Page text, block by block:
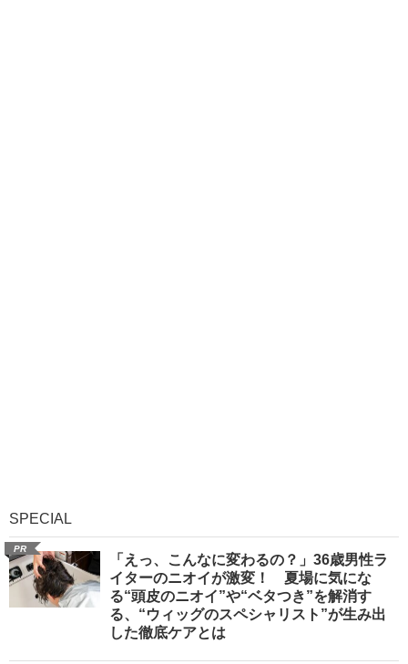
SPECIAL
PR
「えっ、こんなに変わるの？」36歳男性ラ
イターのニオイが激変！ 夏場に気にな
る“頭皮のニオイ”や“ベタつき”を解消す
る、“ウィッグのスペシャリスト”が生み出
した徹底ケアとは